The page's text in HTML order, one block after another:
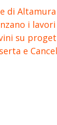
di Altamura
i lavori
su
e